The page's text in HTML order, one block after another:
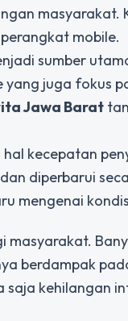
masyarakat.
mobile.
sumber
juga fokus
Jawa Barat
kecepatan
diperbarui
mengenai
berdampak
kehilangan